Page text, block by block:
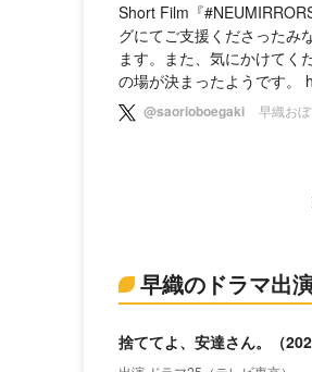
Short Film『
グにてご支援くださったみ
ます。また、気にかけてく
の場が決まったようです。
@saorioboegaki 早織お
早織のドラマ出
捨ててよ、安達さん。（